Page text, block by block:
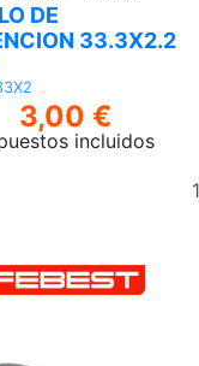
DE
33.3X2.2
3,00 €
incluidos